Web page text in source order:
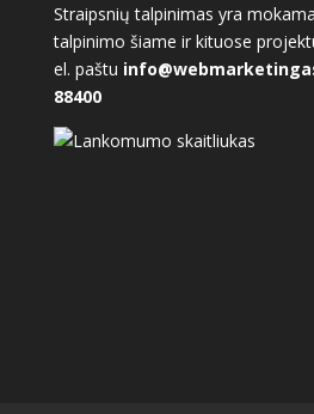
Straipsnių talpinimas yra
talpinimo šiame ir kituose
el. paštu
88400